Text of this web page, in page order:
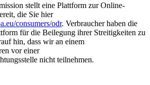
stellt eine Plattform zur Online-
die Sie hier
consumers/odr. Verbraucher haben die
für die Beilegung ihrer Streitigkeiten zu
hin, dass wir an einem
vor einer
nicht teilnehmen.